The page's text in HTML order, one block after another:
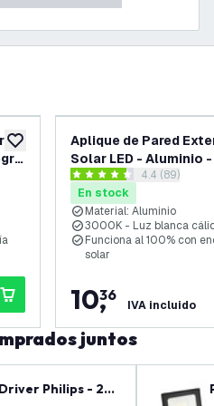
añadir a lista de deseos
Aplique de Pared
Solar LED - Aluminio
- 3000K - IP44
abrir el
4.4 estrellas de puntuación
4.4 (89)
En stock
Material: Aluminio
3000K - Luz blanca
Funciona al 100% con
solar
10,
36
IVA incluido
juntos
Philips - 20